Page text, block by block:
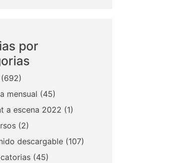
por
(692)
mensual (45)
a escena 2022 (1)
(2)
descargable (107)
(45)